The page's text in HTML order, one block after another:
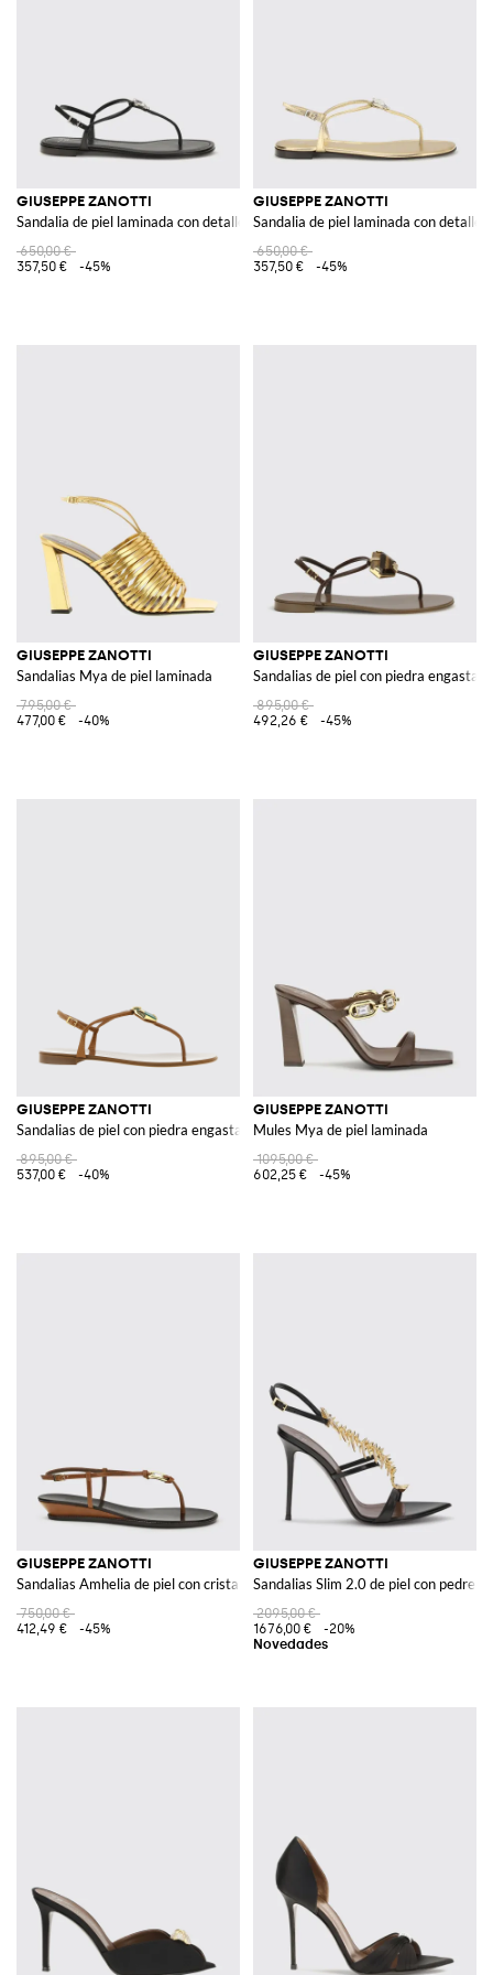
GIUSEPPE ZANOTTI
Sandalia de piel laminada con detalle de joya
650,00 €
357,50 €
-45%
GIUSEPPE ZANOTTI
Sandalia de piel laminada con detalle
650,00 €
357,50 €
-45%
GIUSEPPE ZANOTTI
Sandalias Mya de piel laminada
795,00 €
477,00 €
-40%
GIUSEPPE ZANOTTI
Sandalias de piel con piedra engastada
895,00 €
492,26 €
-45%
GIUSEPPE ZANOTTI
Sandalias de piel con piedra engastada
895,00 €
537,00 €
-40%
GIUSEPPE ZANOTTI
Mules Mya de piel laminada
1095,00 €
602,25 €
-45%
GIUSEPPE ZANOTTI
Sandalias Amhelia de piel con cristal
750,00 €
412,49 €
-45%
GIUSEPPE ZANOTTI
Sandalias Slim 2.0 de piel con
2095,00 €
1676,00 €
-20%